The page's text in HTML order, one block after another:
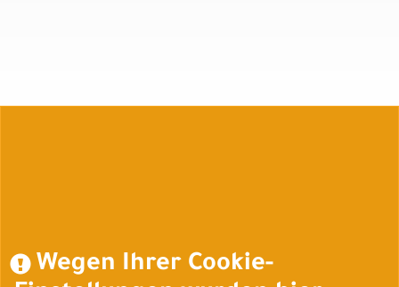
Wegen Ihrer Cookie-